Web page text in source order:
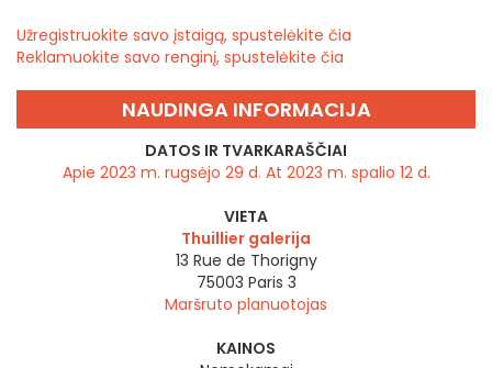
Užregistruokite savo įstaigą, spustelėkite čia
Reklamuokite savo renginį, spustelėkite čia
NAUDINGA INFORMACIJA
DATOS IR TVARKARAŠČIAI
Apie 2023 m. rugsėjo 29 d. At 2023 m. spalio 12 d.
VIETA
Thuillier galerija
13 Rue de Thorigny
75003 Paris 3
Maršruto planuotojas
KAINOS